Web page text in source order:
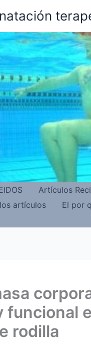
Artículos
artículos
El por
funcional
rodilla